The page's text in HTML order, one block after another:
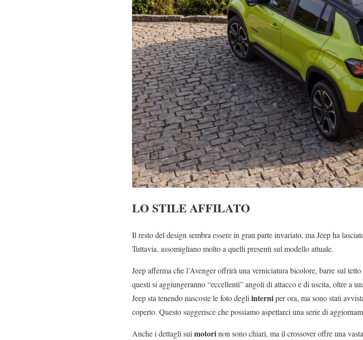
LO STILE AFFILATO
Il resto del design sembra essere in gran parte invariato, ma Jeep ha
Tuttavia, assomigliano molto a quelli presenti sul modello attuale.
Jeep afferma che l’Avenger offrirà una verniciatura bicolore, barre sul
questi si aggiungeranno “eccellenti” angoli di attacco e di uscita, oltre a
Jeep sta tenendo nascoste le foto degli interniper ora, ma sono stati
coperto. Questo suggerisce che possiamo aspettarci una serie di
Anche i dettagli sui motorinon sono chiari, ma il crossover offre una